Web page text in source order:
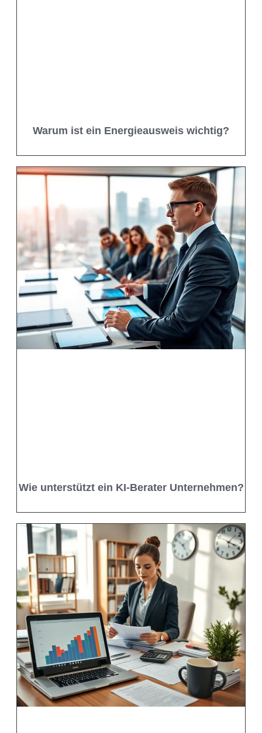
Warum ist ein Energieausweis wichtig?
Wie unterstützt ein KI-Berater Unternehmen?